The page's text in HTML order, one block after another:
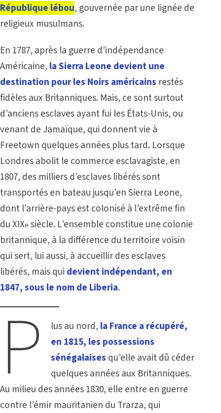
République lébou, gouvernée par une lignée de
religieux musulmans.
En 1787, après la guerre d’indépendance
Américaine, la Sierra Leone devient une
destination pour les Noirs américains restés
fidèles aux Britanniques. Mais, ce sont surtout
d’anciens esclaves ayant fui les États-Unis, ou
venant de Jamaïque, qui donnent vie à
Freetown quelques années plus tard. Lorsque
Londres abolit le commerce esclavagiste, en
1807, des milliers d’esclaves libérés sont
transportés en bateau jusqu’en Sierra Leone,
dont l’arrière-pays est colonisé à l’extrême fin
du XIXe siècle. L’ensemble constitue une colonie
britannique, à la différence du territoire voisin
qui sert, lui aussi, à accueillir des esclaves
libérés, mais qui devient indépendant, en
1847, sous le nom de Liberia.
P lus au nord, la France a récupéré,
en 1815, les possessions
sénégalaises qu’elle avait dû céder
quelques années aux Britanniques.
Au milieu des années 1830, elle entre en guerre
contre l’émir mauritanien du Trarza, qui